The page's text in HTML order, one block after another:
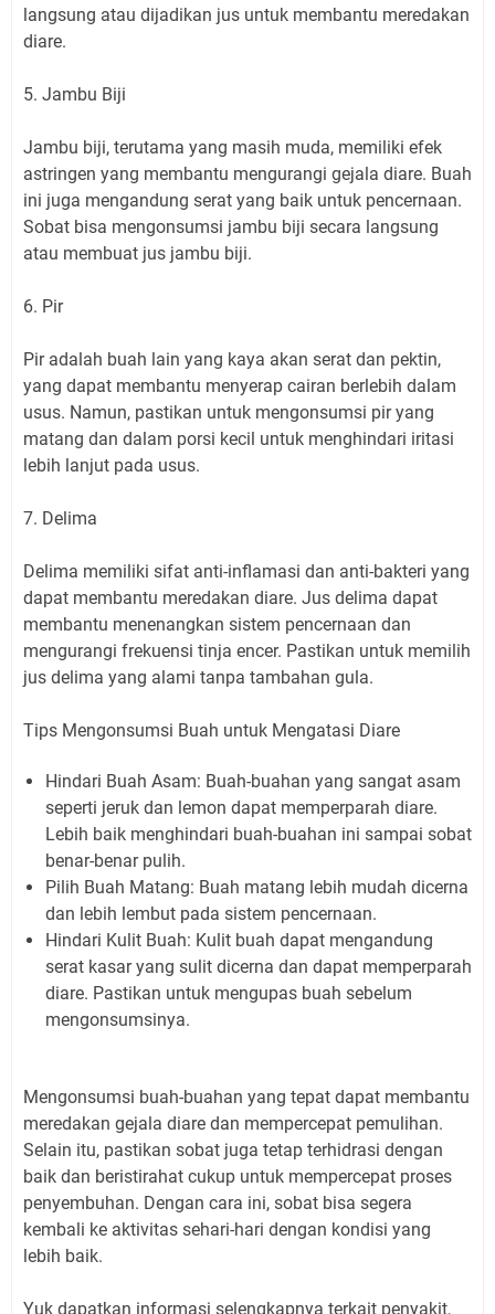
langsung atau dijadikan jus untuk membantu meredakan
diare.
5. Jambu Biji
Jambu biji, terutama yang masih muda, memiliki efek
astringen yang membantu mengurangi gejala diare. Buah
ini juga mengandung serat yang baik untuk pencernaan.
Sobat bisa mengonsumsi jambu biji secara langsung
atau membuat jus jambu biji.
6. Pir
Pir adalah buah lain yang kaya akan serat dan pektin,
yang dapat membantu menyerap cairan berlebih dalam
usus. Namun, pastikan untuk mengonsumsi pir yang
matang dan dalam porsi kecil untuk menghindari iritasi
lebih lanjut pada usus.
7. Delima
Delima memiliki sifat anti-inflamasi dan anti-bakteri yang
dapat membantu meredakan diare. Jus delima dapat
membantu menenangkan sistem pencernaan dan
mengurangi frekuensi tinja encer. Pastikan untuk memilih
jus delima yang alami tanpa tambahan gula.
Tips Mengonsumsi Buah untuk Mengatasi Diare
Hindari Buah Asam: Buah-buahan yang sangat asam
seperti jeruk dan lemon dapat memperparah diare.
Lebih baik menghindari buah-buahan ini sampai sobat
benar-benar pulih.
Pilih Buah Matang: Buah matang lebih mudah dicerna
dan lebih lembut pada sistem pencernaan.
Hindari Kulit Buah: Kulit buah dapat mengandung
serat kasar yang sulit dicerna dan dapat memperparah
diare. Pastikan untuk mengupas buah sebelum
mengonsumsinya.
Mengonsumsi buah-buahan yang tepat dapat membantu
meredakan gejala diare dan mempercepat pemulihan.
Selain itu, pastikan sobat juga tetap terhidrasi dengan
baik dan beristirahat cukup untuk mempercepat proses
penyembuhan. Dengan cara ini, sobat bisa segera
kembali ke aktivitas sehari-hari dengan kondisi yang
lebih baik.
Yuk dapatkan informasi selengkapnya terkait penyakit,